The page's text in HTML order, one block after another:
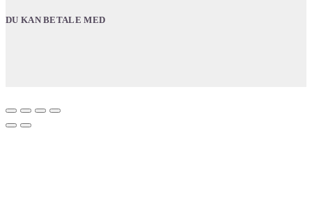
DU KAN BETALE MED